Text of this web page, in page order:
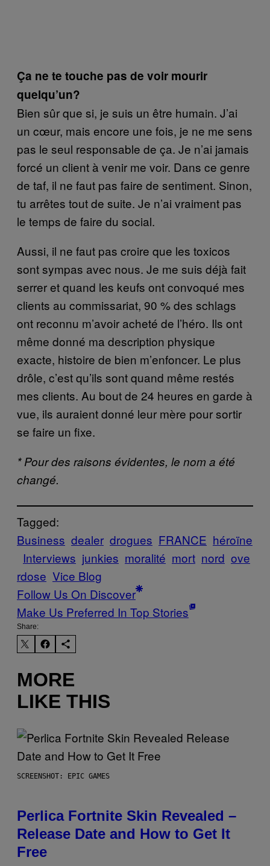
Ça ne te touche pas de voir mourir
quelqu’un?
Bien sûr que si, je suis un être humain. J’ai
un cœur, mais encore une fois, je ne me sens
pas le seul responsable de ça. Je n’ai jamais
forcé un client à venir me voir. Dans ce genre
de taf, il ne faut pas faire de sentiment. Sinon,
tu arrêtes tout de suite. Je n’ai vraiment pas
le temps de faire du social.
Aussi, il ne faut pas croire que les toxicos
sont sympas avec nous. Je me suis déjà fait
serrer et quand les keufs ont convoqué mes
clients au commissariat, 90 % des schlags
ont reconnu m’avoir acheté de l’héro. Ils ont
même donné ma description physique
exacte, histoire de bien m’enfoncer. Le plus
drôle, c’est qu’ils sont quand même restés
mes clients. Au bout de 24 heures en garde à
vue, ils auraient donné leur mère pour sortir
se faire un fixe.
* Pour des raisons évidentes, le nom a été
changé.
Tagged:
Business dealer drogues FRANCE héroïne
Interviews junkies moralité mort nord ove
rdose Vice Blog
Follow Us On Discover
Make Us Preferred In Top Stories
Share:
MORE
LIKE THIS
SCREENSHOT: EPIC GAMES
Perlica Fortnite Skin Revealed –
Release Date and How to Get It
Free